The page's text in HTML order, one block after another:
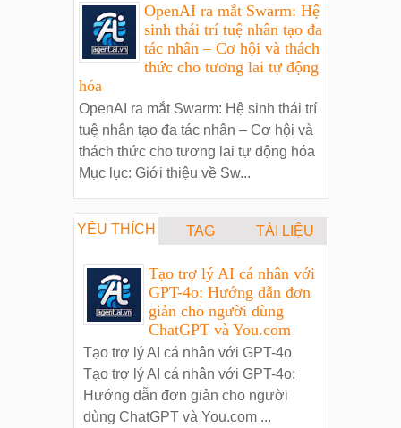
OpenAI ra mắt Swarm: Hệ
sinh thái trí tuệ nhân tạo đa
tác nhân – Cơ hội và thách
thức cho tương lai tự động
hóa
OpenAI ra mắt Swarm: Hệ sinh thái trí
tuệ nhân tạo đa tác nhân – Cơ hội và
thách thức cho tương lai tự động hóa
Mục lục: Giới thiệu về Sw...
YÊU THÍCH TAG TÀI LIỆU
Tạo trợ lý AI cá nhân với
GPT-4o: Hướng dẫn đơn
giản cho người dùng
ChatGPT và You.com
Tạo trợ lý AI cá nhân với GPT-4o
Tạo trợ lý AI cá nhân với GPT-4o:
Hướng dẫn đơn giản cho người
dùng ChatGPT và You.com ...